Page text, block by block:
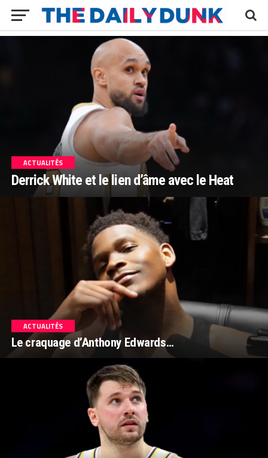
ACTUALITÉS
Derrick White et le lien d’âme avec le Heat
ACTUALITÉS
Le craquage d’Anthony Edwards…